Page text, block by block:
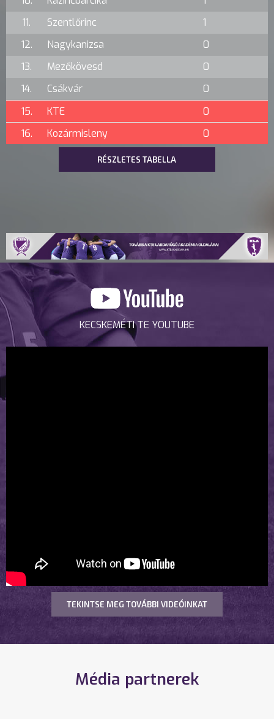
11.
Szentlőrinc
1
12.
Nagykanizsa
0
13.
Mezőkövesd
0
14.
Csákvár
0
15.
KTE
0
16.
Kozármisleny 0
RÉSZLETES TABELLA
KECSKEMÉTI TE YOUTUBE
TEKINTSE MEG TOVÁBBI VIDEÓINKAT
Média partnerek